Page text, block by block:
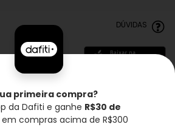
DÚVIDAS
Troca grátis Entrega rápida
primeira compra?
da Dafiti e ganhe R$30 de
compras acima de R$300